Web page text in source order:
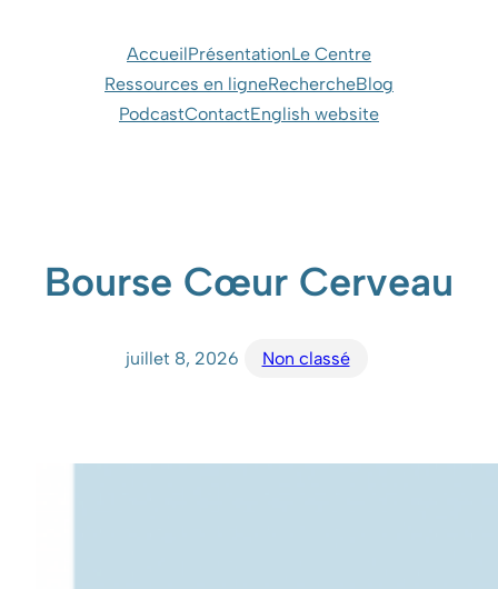
AccueilPrésentationLe Centre
Ressources en ligneRechercheBlog
PodcastContactEnglish website
Bourse Cœur Cerveau
juillet 8, 2026 Non classé